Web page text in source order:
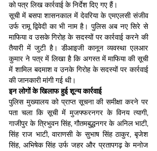
को पत्र लिख कार्रवाई के निर्देश दिए गए हैं।
सूची में बसपा शासनकाल में देवरिया के एमएलसी संजीव
उर्फ रामू द्विवेदी का भी नाम है। पुलिस अब नए सिरे से
माफिया व उसके गिरोह के सदस्यों पर कार्रवाई करने की
तैयारी में जुटी है। डीआइजी कानून व्यवस्था एलआर
कुमार ने पत्र में लिखा है कि अगस्त में माफिया की सूची
में शामिल बदमाश व उनके गिरोह के सदस्यों पर कार्रवाई
की जानकारी मांगी गई थी।
इन लोगों के खिलाफ हुई शून्य कार्रवाई
पुलिस मुख्यालय को प्राप्त सूचना की समीक्षा करने पर
पता चला कि सूची में मुजफ्फरनगर के विनय त्यागी,
गाजीपुर के त्रिभुवन सिंह, गौतमबुद्धनगर के अनिल भाटी,
सिंह राज भाटी, वाराणसी के सुभाष सिंह ठाकुर, बृजेश
सिंह, अभिषेक सिंह उर्फ जहर और प्रतापगढ़ के मनोज